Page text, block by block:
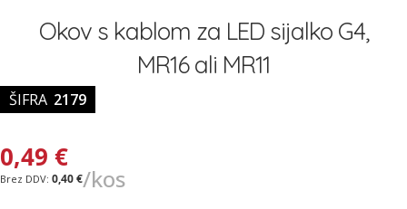
začetekOkov s kablom za LED sijalko G4,
MR16 ali MR11
ŠIFRA 2179
0,49 €
0,40 €/kos